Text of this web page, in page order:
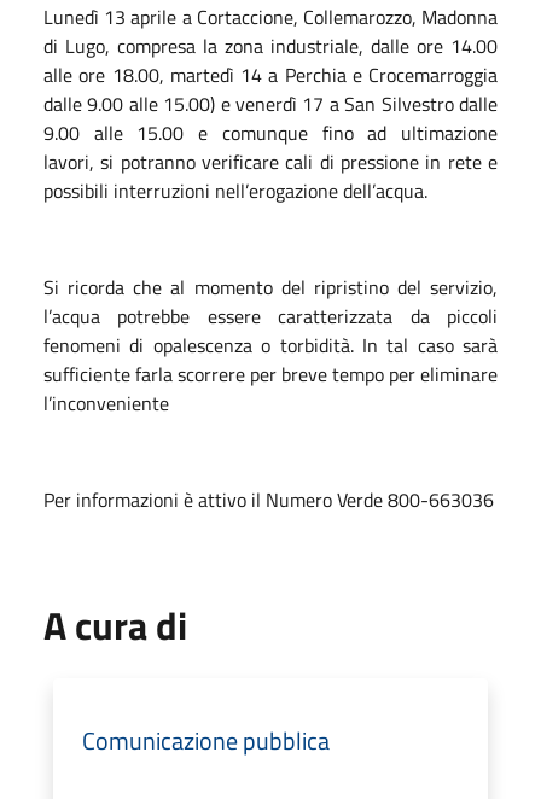
Lunedì 13 aprile a Cortaccione, Collemarozzo, Madonna
di Lugo, compresa la zona industriale, dalle ore 14.00
alle ore 18.00, martedì 14 a Perchia e Crocemarroggia
dalle 9.00 alle 15.00) evenerdì 17 a San Silvestro dalle
9.00 alle 15.00 e comunque fino ad ultimazione
lavori,si potrannoverificare cali di pressione in rete e
possibili interruzioni nell’erogazione dell’acqua.
Si ricorda che al momento del ripristino del servizio,
l’acqua potrebbe essere caratterizzata da piccoli
fenomeni di opalescenza o torbidità. In tal caso sarà
sufficiente farla scorrere per breve tempo per eliminare
l’inconveniente
Per informazioni è attivo il Numero Verde 800-663036
A cura di
Comunicazione pubblica